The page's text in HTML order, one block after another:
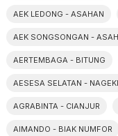
AEK LEDONG - ASAHAN
AEK SONGSONGAN -
AERTEMBAGA - BITUNG
AESESA SELATAN -
AGRABINTA - CIANJUR
AIMANDO - BIAK NUMFOR